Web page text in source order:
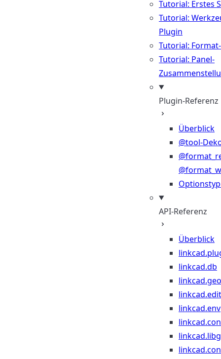
Tutorial: Erstes
Tutorial:
Plugin
Tutorial:
Tutorial: Panel-
Plugin-Referenz
Überblick
@tool-
API-Referenz
Überblick
linkcad.db
linkcad.edit
linkcad.env